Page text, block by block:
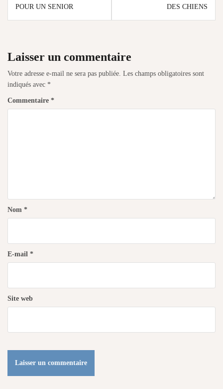
l’article
POUR UN SENIOR DES CHIENS
Laisser un commentaire
Votre adresse e-mail ne sera pas publiée. Les champs obligatoires sont
indiqués avec *
Commentaire *
Nom *
E-mail *
Site web